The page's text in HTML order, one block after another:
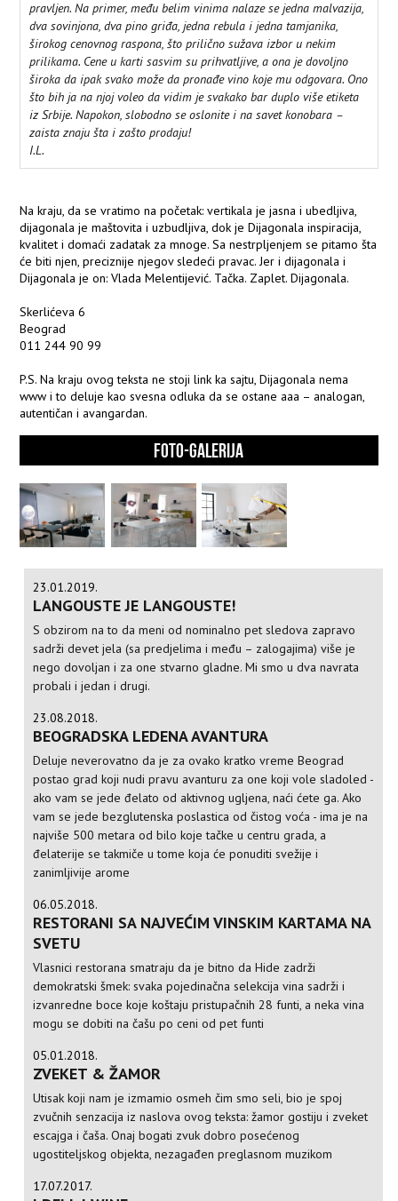
pravljen. Na primer, među belim vinima nalaze se jedna malvazija,
dva sovinjona, dva pino griđa, jedna rebula i jedna tamjanika,
širokog cenovnog raspona, što prilično sužava izbor u nekim
prilikama. Cene u karti sasvim su prihvatljive, a ona je dovoljno
široka da ipak svako može da pronađe vino koje mu odgovara. Ono
što bih ja na njoj voleo da vidim je svakako bar duplo više etiketa
iz Srbije. Napokon, slobodno se oslonite i na savet konobara –
zaista znaju šta i zašto prodaju!
I.L.
Na kraju, da se vratimo na početak: vertikala je jasna i ubedljiva,
dijagonala je maštovita i uzbudljiva, dok je Dijagonala inspiracija,
kvalitet i domaći zadatak za mnoge. Sa nestrpljenjem se pitamo šta
će biti njen, preciznije njegov sledeći pravac. Jer i dijagonala i
Dijagonala je on: Vlada Melentijević. Tačka. Zaplet. Dijagonala.
Skerlićeva 6
Beograd
011 244 90 99
P.S. Na kraju ovog teksta ne stoji link ka sajtu, Dijagonala nema
www i to deluje kao svesna odluka da se ostane aaa – analogan,
autentičan i avangardan.
FOTO-GALERIJA
23.01.2019.
LANGOUSTE JE LANGOUSTE!
S obzirom na to da meni od nominalno pet sledova zapravo
sadrži devet jela (sa predjelima i među – zalogajima) više je
nego dovoljan i za one stvarno gladne. Mi smo u dva navrata
probali i jedan i drugi.
23.08.2018.
BEOGRADSKA LEDENA AVANTURA
Deluje neverovatno da je za ovako kratko vreme Beograd
postao grad koji nudi pravu avanturu za one koji vole sladoled -
ako vam se jede đelato od aktivnog ugljena, naći ćete ga. Ako
vam se jede bezglutenska poslastica od čistog voća - ima je na
najviše 500 metara od bilo koje tačke u centru grada, a
đelaterije se takmiče u tome koja će ponuditi svežije i
zanimljivije arome
06.05.2018.
RESTORANI SA NAJVEĆIM VINSKIM KARTAMA NA
SVETU
Vlasnici restorana smatraju da je bitno da Hide zadrži
demokratski šmek: svaka pojedinačna selekcija vina sadrži i
izvanredne boce koje koštaju pristupačnih 28 funti, a neka vina
mogu se dobiti na čašu po ceni od pet funti
05.01.2018.
ZVEKET & ŽAMOR
Utisak koji nam je izmamio osmeh čim smo seli, bio je spoj
zvučnih senzacija iz naslova ovog teksta: žamor gostiju i zveket
escajga i čaša. Onaj bogati zvuk dobro posećenog
ugostiteljskog objekta, nezagađen preglasnom muzikom
17.07.2017.